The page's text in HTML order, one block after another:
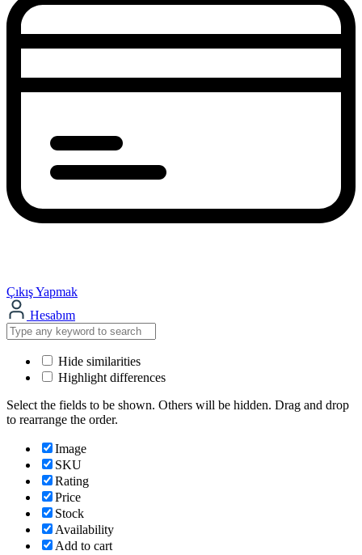
Çıkış Yapmak
Hesabım
Hide similarities
Highlight differences
Select the fields to be shown. Others will be hidden. Drag and drop
to rearrange the order.
Image
SKU
Rating
Price
Stock
Availability
Add to cart